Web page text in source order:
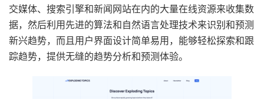
交媒体、搜索引擎和新闻网站在内的大量在线资源来收集数
据，然后利用先进的算法和自然语言处理技术来识别和预测
新兴趋势，而且用户界面设计简单易用，能够轻松探索和跟
踪趋势，提供无缝的趋势分析和预测体验。